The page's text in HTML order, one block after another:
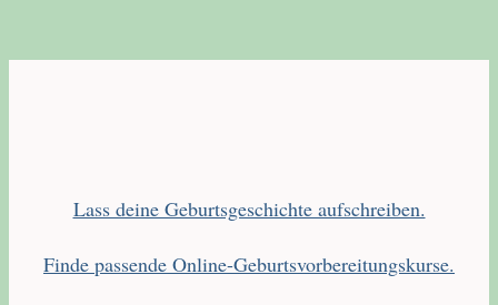
Lass deine Geburtsgeschichte aufschreiben.
Finde passende Online-Geburtsvorbereitungskurse.